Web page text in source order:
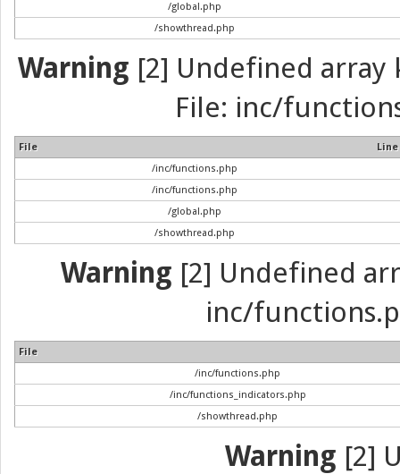
/global.php
/showthread.php
Warning [2] Undefined array
File: inc/
File
Line
/inc/functions.php
/inc/functions.php
/global.php
/showthread.php
Warning [2] Undefined
inc/
File
/inc/functions.php
/inc/functions_indicators.php
/showthread.php
Warning [2]